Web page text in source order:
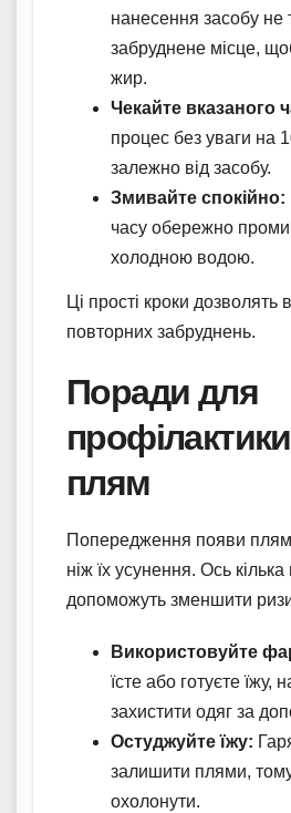
нанесення засобу не
забруднене місце,
жир.
Чекайте вказаного
процес без уваги на
залежно від засобу.
Змивайте спокійно:
часу обережно
холодною водою.
Ці прості кроки дозволять
повторних забруднень.
Поради для
плям
Попередження появи
ніж їх усунення. Ось кілька
допоможуть зменшити
Використовуйте
їсте або готуєте їжу,
захистити одяг за
Остуджуйте їжу:
залишити плями,
охолонути.